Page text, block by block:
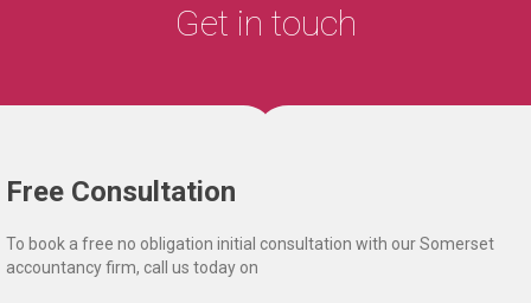
Get in touch
Free Consultation
To book a free no obligation initial consultation with our Somerset
accountancy firm, call us today on